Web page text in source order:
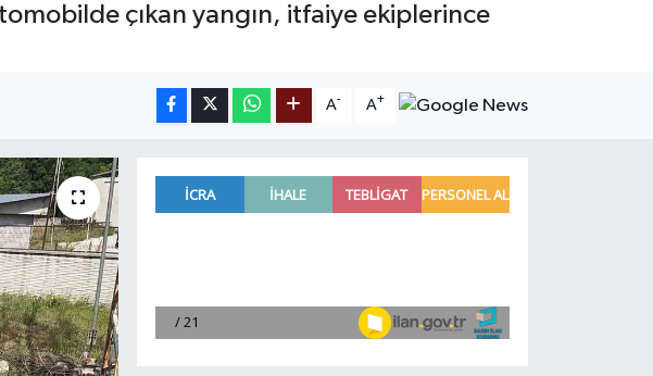
çıkan yangın, itfaiye ekiplerince
A- A+